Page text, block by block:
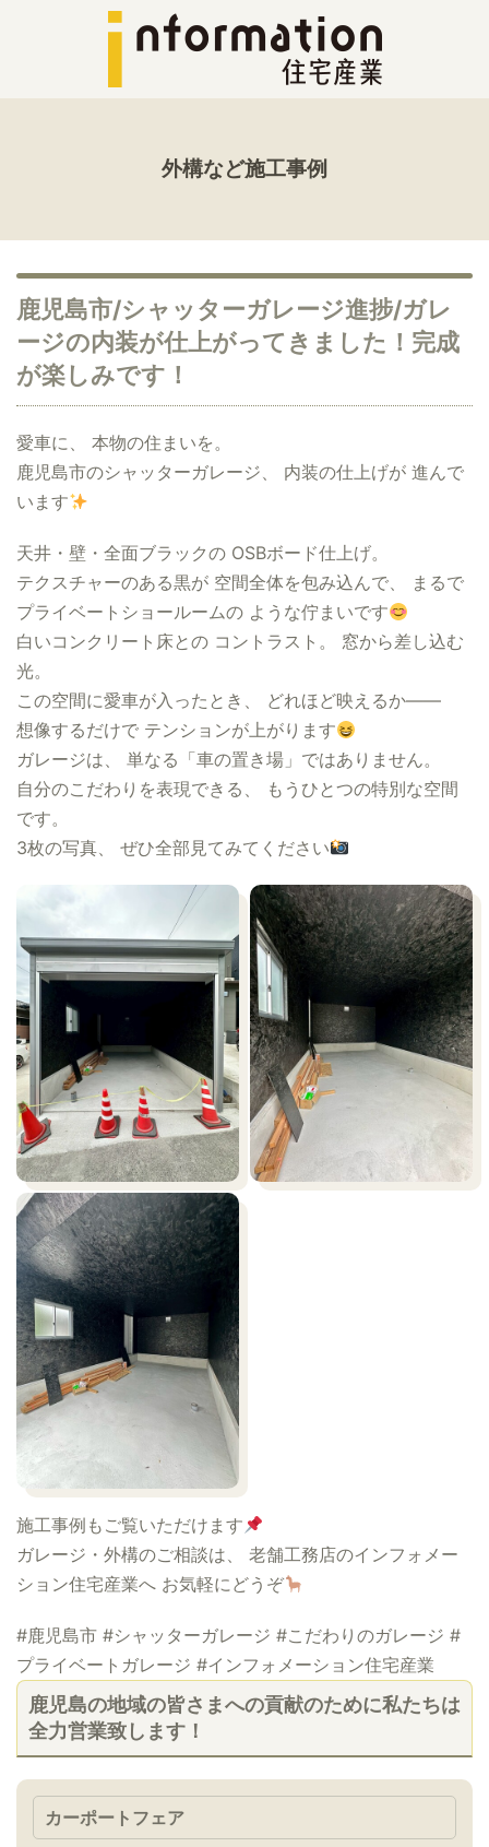
外構など施工事例
鹿児島市/シャッターガレージ進捗/ガレ
ージの内装が仕上がってきました！完成
が楽しみです！
愛車に、 本物の住まいを。
鹿児島市のシャッターガレージ、 内装の仕上げが 進んで
います
天井・壁・全面ブラックの OSBボード仕上げ。
テクスチャーのある黒が 空間全体を包み込んで、 まるで
プライベートショールームの ような佇まいです
白いコンクリート床との コントラスト。 窓から差し込む
光。
この空間に愛車が入ったとき、 どれほど映えるか——
想像するだけで テンションが上がります
ガレージは、 単なる「車の置き場」ではありません。
自分のこだわりを表現できる、 もうひとつの特別な空間
です。
3枚の写真、 ぜひ全部見てみてください
施工事例もご覧いただけます
ガレージ・外構のご相談は、 老舗工務店のインフォメー
ション住宅産業へ お気軽にどうぞ
#鹿児島市 #シャッターガレージ #こだわりのガレージ #
プライベートガレージ #インフォメーション住宅産業
鹿児島の地域の皆さまへの貢献のために私たちは
全力営業致します！
カーポートフェア